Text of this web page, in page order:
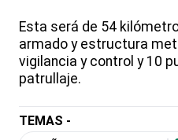
Esta será de 54
armado y estructura
vigilancia y control y 10
patrullaje.
TEMAS -